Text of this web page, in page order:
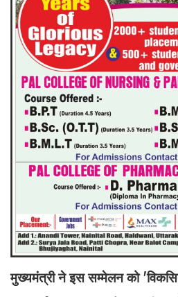
मुख्यमंत्री ने इस सम्मेलन को